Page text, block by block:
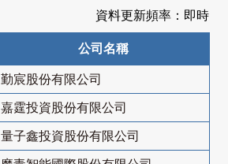
資料更新頻率：即時
公司名稱
勤宸股份有限公司
嘉霆投資股份有限公司
量子鑫投資股份有限公司